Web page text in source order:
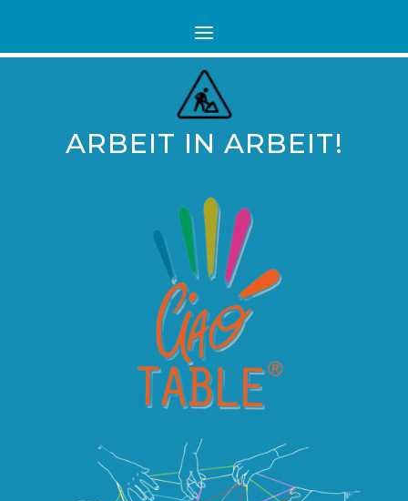
ARBEIT IN ARBEIT!